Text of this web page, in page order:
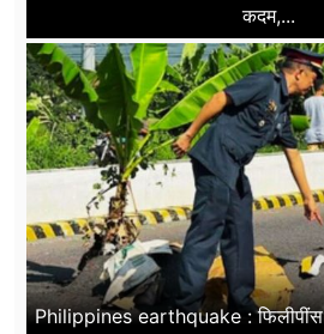
कदम,...
Philippines earthquake :